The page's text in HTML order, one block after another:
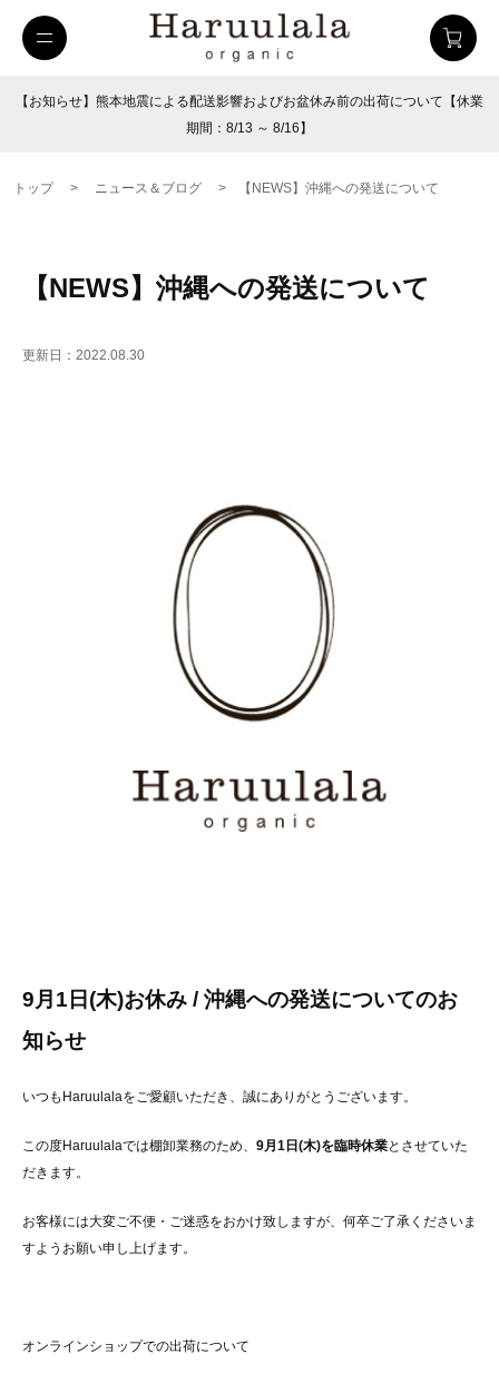
【お知らせ】熊本地震による配送影響およびお盆休み前の出荷について【休業
期間：8/13 ～ 8/16】
トップ > ニュース＆ブログ > 【NEWS】沖縄への発送について
【NEWS】沖縄への発送について
更新日：2022.08.30
9月1日(木)お休み / 沖縄への発送についてのお
知らせ
いつもHaruulalaをご愛顧いただき、誠にありがとうございます。
この度Haruulalaでは棚卸業務のため、 9月1日(木)を臨時休業とさせていた
だきます。
お客様には大変ご不便・ご迷惑をおかけ致しますが、何卒ご了承くださいま
すようお願い申し上げます。
オンラインショップでの出荷について